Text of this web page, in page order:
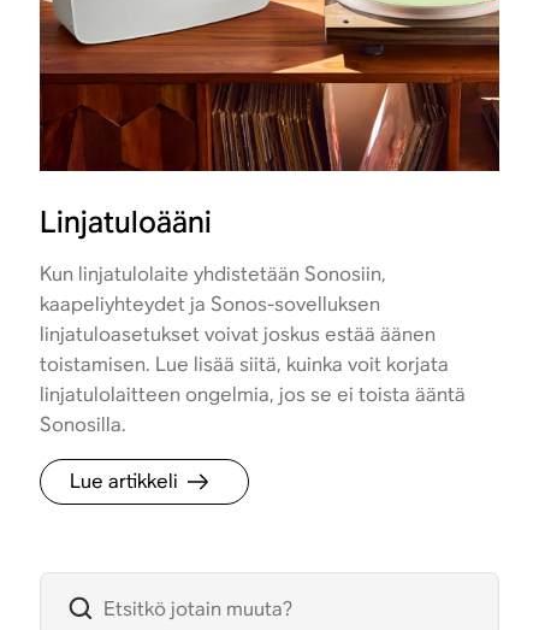
Linjatuloääni
Kun linjatulolaite yhdistetään Sonosiin,
kaapeliyhteydet ja Sonos-sovelluksen
linjatuloasetukset voivat joskus estää äänen
toistamisen. Lue lisää siitä, kuinka voit korjata
linjatulolaitteen ongelmia, jos se ei toista ääntä
Sonosilla.
Lue artikkeli